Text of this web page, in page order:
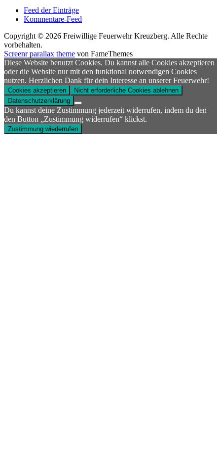
Feed der Einträge
Kommentare-Feed
Copyright © 2026 Freiwillige Feuerwehr Kreuzberg. Alle Rechte
vorbehalten.
Screenr parallax theme von FameThemes
Diese Website benutzt Cookies. Du kannst alle Cookies akzeptieren
oder die Website nur mit den funktional notwendigen Cookies
nutzen. Herzlichen Dank für dein Interesse an unserer Feuerwehr!
Cookies akzeptieren
Nicht erforderliche Cookies ablehnen
Datenschutzerklärung
Du kannst deine Zustimmung jederzeit widerrufen, indem du den
den Button „Zustimmung widerrufen“ klickst.
Zustimmung wiederrufen